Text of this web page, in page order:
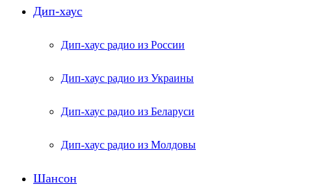
Дип-хаус
Дип-хаус радио из России
Дип-хаус радио из Украины
Дип-хаус радио из Беларуси
Дип-хаус радио из Молдовы
Шансон